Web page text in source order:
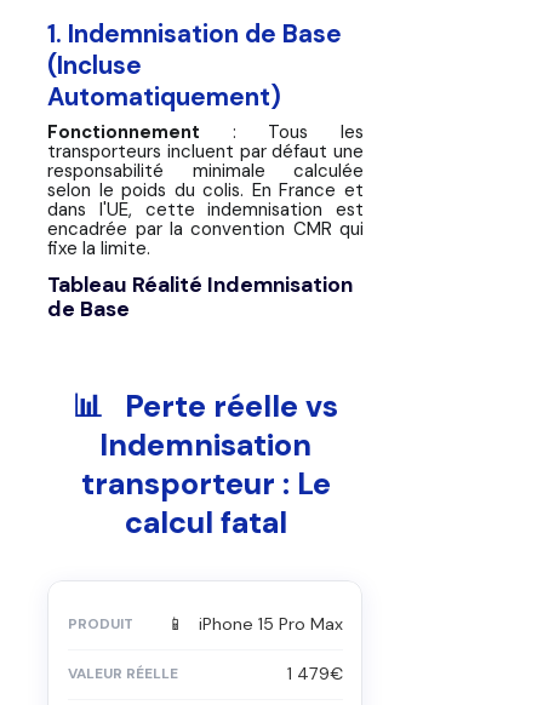
1. Indemnisation de Base
(Incluse
Automatiquement)
Fonctionnement : Tous les
transporteurs incluent par défaut une
responsabilité minimale calculée
selon le poids du colis. En France et
dans l'UE, cette indemnisation est
encadrée par la convention CMR qui
fixe la limite.
Tableau Réalité Indemnisation
de Base
📊 Perte réelle vs
Indemnisation
transporteur : Le
calcul fatal
📱 iPhone 15 Pro Max
1 479€